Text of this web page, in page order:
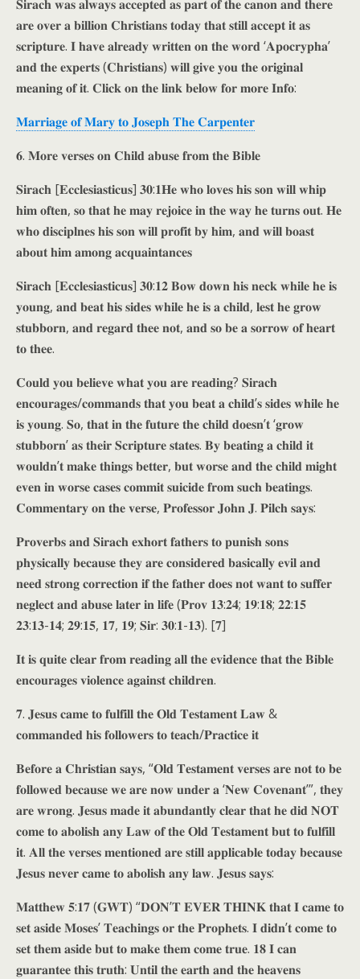
𝐒𝐢𝐫𝐚𝐜𝐡 𝐰𝐚𝐬 𝐚𝐥𝐰𝐚𝐲𝐬 𝐚𝐜𝐜𝐞𝐩𝐭𝐞𝐝 𝐚𝐬 𝐩𝐚𝐫𝐭 𝐨𝐟 𝐭𝐡𝐞 𝐜𝐚𝐧𝐨𝐧 𝐚𝐧𝐝 𝐭𝐡𝐞𝐫𝐞
𝐚𝐫𝐞 𝐨𝐯𝐞𝐫 𝐚 𝐛𝐢𝐥𝐥𝐢𝐨𝐧 𝐂𝐡𝐫𝐢𝐬𝐭𝐢𝐚𝐧𝐬 𝐭𝐨𝐝𝐚𝐲 𝐭𝐡𝐚𝐭 𝐬𝐭𝐢𝐥𝐥 𝐚𝐜𝐜𝐞𝐩𝐭 𝐢𝐭 𝐚𝐬
𝐬𝐜𝐫𝐢𝐩𝐭𝐮𝐫𝐞. 𝐈 𝐡𝐚𝐯𝐞 𝐚𝐥𝐫𝐞𝐚𝐝𝐲 𝐰𝐫𝐢𝐭𝐭𝐞𝐧 𝐨𝐧 𝐭𝐡𝐞 𝐰𝐨𝐫𝐝 ‘𝐀𝐩𝐨𝐜𝐫𝐲𝐩𝐡𝐚’
𝐚𝐧𝐝 𝐭𝐡𝐞 𝐞𝐱𝐩𝐞𝐫𝐭𝐬 (𝐂𝐡𝐫𝐢𝐬𝐭𝐢𝐚𝐧𝐬) 𝐰𝐢𝐥𝐥 𝐠𝐢𝐯𝐞 𝐲𝐨𝐮 𝐭𝐡𝐞 𝐨𝐫𝐢𝐠𝐢𝐧𝐚𝐥
𝐦𝐞𝐚𝐧𝐢𝐧𝐠 𝐨𝐟 𝐢𝐭. 𝐂𝐥𝐢𝐜𝐤 𝐨𝐧 𝐭𝐡𝐞 𝐥𝐢𝐧𝐤 𝐛𝐞𝐥𝐨𝐰 𝐟𝐨𝐫 𝐦𝐨𝐫𝐞 𝐈𝐧𝐟𝐨:
𝐌𝐚𝐫𝐫𝐢𝐚𝐠𝐞 𝐨𝐟 𝐌𝐚𝐫𝐲 𝐭𝐨 𝐉𝐨𝐬𝐞𝐩𝐡 𝐓𝐡𝐞 𝐂𝐚𝐫𝐩𝐞𝐧𝐭𝐞𝐫
𝟔. 𝐌𝐨𝐫𝐞 𝐯𝐞𝐫𝐬𝐞𝐬 𝐨𝐧 𝐂𝐡𝐢𝐥𝐝 𝐚𝐛𝐮𝐬𝐞 𝐟𝐫𝐨𝐦 𝐭𝐡𝐞 𝐁𝐢𝐛𝐥𝐞
𝐒𝐢𝐫𝐚𝐜𝐡 [𝐄𝐜𝐜𝐥𝐞𝐬𝐢𝐚𝐬𝐭𝐢𝐜𝐮𝐬] 𝟑𝟎:𝟏𝐇𝐞 𝐰𝐡𝐨 𝐥𝐨𝐯𝐞𝐬 𝐡𝐢𝐬 𝐬𝐨𝐧 𝐰𝐢𝐥𝐥 𝐰𝐡𝐢𝐩
𝐡𝐢𝐦 𝐨𝐟𝐭𝐞𝐧, 𝐬𝐨 𝐭𝐡𝐚𝐭 𝐡𝐞 𝐦𝐚𝐲 𝐫𝐞𝐣𝐨𝐢𝐜𝐞 𝐢𝐧 𝐭𝐡𝐞 𝐰𝐚𝐲 𝐡𝐞 𝐭𝐮𝐫𝐧𝐬 𝐨𝐮𝐭. 𝐇𝐞
𝐰𝐡𝐨 𝐝𝐢𝐬𝐜𝐢𝐩𝐥𝐧𝐞𝐬 𝐡𝐢𝐬 𝐬𝐨𝐧 𝐰𝐢𝐥𝐥 𝐩𝐫𝐨𝐟𝐢𝐭 𝐛𝐲 𝐡𝐢𝐦, 𝐚𝐧𝐝 𝐰𝐢𝐥𝐥 𝐛𝐨𝐚𝐬𝐭
𝐚𝐛𝐨𝐮𝐭 𝐡𝐢𝐦 𝐚𝐦𝐨𝐧𝐠 𝐚𝐜𝐪𝐮𝐚𝐢𝐧𝐭𝐚𝐧𝐜𝐞𝐬
𝐒𝐢𝐫𝐚𝐜𝐡 [𝐄𝐜𝐜𝐥𝐞𝐬𝐢𝐚𝐬𝐭𝐢𝐜𝐮𝐬] 𝟑𝟎:𝟏𝟐 𝐁𝐨𝐰 𝐝𝐨𝐰𝐧 𝐡𝐢𝐬 𝐧𝐞𝐜𝐤 𝐰𝐡𝐢𝐥𝐞 𝐡𝐞 𝐢𝐬
𝐲𝐨𝐮𝐧𝐠, 𝐚𝐧𝐝 𝐛𝐞𝐚𝐭 𝐡𝐢𝐬 𝐬𝐢𝐝𝐞𝐬 𝐰𝐡𝐢𝐥𝐞 𝐡𝐞 𝐢𝐬 𝐚 𝐜𝐡𝐢𝐥𝐝, 𝐥𝐞𝐬𝐭 𝐡𝐞 𝐠𝐫𝐨𝐰
𝐬𝐭𝐮𝐛𝐛𝐨𝐫𝐧, 𝐚𝐧𝐝 𝐫𝐞𝐠𝐚𝐫𝐝 𝐭𝐡𝐞𝐞 𝐧𝐨𝐭, 𝐚𝐧𝐝 𝐬𝐨 𝐛𝐞 𝐚 𝐬𝐨𝐫𝐫𝐨𝐰 𝐨𝐟 𝐡𝐞𝐚𝐫𝐭
𝐭𝐨 𝐭𝐡𝐞𝐞.
𝐂𝐨𝐮𝐥𝐝 𝐲𝐨𝐮 𝐛𝐞𝐥𝐢𝐞𝐯𝐞 𝐰𝐡𝐚𝐭 𝐲𝐨𝐮 𝐚𝐫𝐞 𝐫𝐞𝐚𝐝𝐢𝐧𝐠? 𝐒𝐢𝐫𝐚𝐜𝐡
𝐞𝐧𝐜𝐨𝐮𝐫𝐚𝐠𝐞𝐬/𝐜𝐨𝐦𝐦𝐚𝐧𝐝𝐬 𝐭𝐡𝐚𝐭 𝐲𝐨𝐮 𝐛𝐞𝐚𝐭 𝐚 𝐜𝐡𝐢𝐥𝐝’𝐬 𝐬𝐢𝐝𝐞𝐬 𝐰𝐡𝐢𝐥𝐞 𝐡𝐞
𝐢𝐬 𝐲𝐨𝐮𝐧𝐠. 𝐒𝐨, 𝐭𝐡𝐚𝐭 𝐢𝐧 𝐭𝐡𝐞 𝐟𝐮𝐭𝐮𝐫𝐞 𝐭𝐡𝐞 𝐜𝐡𝐢𝐥𝐝 𝐝𝐨𝐞𝐬𝐧’𝐭 ‘𝐠𝐫𝐨𝐰
𝐬𝐭𝐮𝐛𝐛𝐨𝐫𝐧’ 𝐚𝐬 𝐭𝐡𝐞𝐢𝐫 𝐒𝐜𝐫𝐢𝐩𝐭𝐮𝐫𝐞 𝐬𝐭𝐚𝐭𝐞𝐬. 𝐁𝐲 𝐛𝐞𝐚𝐭𝐢𝐧𝐠 𝐚 𝐜𝐡𝐢𝐥𝐝 𝐢𝐭
𝐰𝐨𝐮𝐥𝐝𝐧’𝐭 𝐦𝐚𝐤𝐞 𝐭𝐡𝐢𝐧𝐠𝐬 𝐛𝐞𝐭𝐭𝐞𝐫, 𝐛𝐮𝐭 𝐰𝐨𝐫𝐬𝐞 𝐚𝐧𝐝 𝐭𝐡𝐞 𝐜𝐡𝐢𝐥𝐝 𝐦𝐢𝐠𝐡𝐭
𝐞𝐯𝐞𝐧 𝐢𝐧 𝐰𝐨𝐫𝐬𝐞 𝐜𝐚𝐬𝐞𝐬 𝐜𝐨𝐦𝐦𝐢𝐭 𝐬𝐮𝐢𝐜𝐢𝐝𝐞 𝐟𝐫𝐨𝐦 𝐬𝐮𝐜𝐡 𝐛𝐞𝐚𝐭𝐢𝐧𝐠𝐬.
𝐂𝐨𝐦𝐦𝐞𝐧𝐭𝐚𝐫𝐲 𝐨𝐧 𝐭𝐡𝐞 𝐯𝐞𝐫𝐬𝐞, 𝐏𝐫𝐨𝐟𝐞𝐬𝐬𝐨𝐫 𝐉𝐨𝐡𝐧 𝐉. 𝐏𝐢𝐥𝐜𝐡 𝐬𝐚𝐲𝐬:
𝐏𝐫𝐨𝐯𝐞𝐫𝐛𝐬 𝐚𝐧𝐝 𝐒𝐢𝐫𝐚𝐜𝐡 𝐞𝐱𝐡𝐨𝐫𝐭 𝐟𝐚𝐭𝐡𝐞𝐫𝐬 𝐭𝐨 𝐩𝐮𝐧𝐢𝐬𝐡 𝐬𝐨𝐧𝐬
𝐩𝐡𝐲𝐬𝐢𝐜𝐚𝐥𝐥𝐲 𝐛𝐞𝐜𝐚𝐮𝐬𝐞 𝐭𝐡𝐞𝐲 𝐚𝐫𝐞 𝐜𝐨𝐧𝐬𝐢𝐝𝐞𝐫𝐞𝐝 𝐛𝐚𝐬𝐢𝐜𝐚𝐥𝐥𝐲 𝐞𝐯𝐢𝐥 𝐚𝐧𝐝
𝐧𝐞𝐞𝐝 𝐬𝐭𝐫𝐨𝐧𝐠 𝐜𝐨𝐫𝐫𝐞𝐜𝐭𝐢𝐨𝐧 𝐢𝐟 𝐭𝐡𝐞 𝐟𝐚𝐭𝐡𝐞𝐫 𝐝𝐨𝐞𝐬 𝐧𝐨𝐭 𝐰𝐚𝐧𝐭 𝐭𝐨 𝐬𝐮𝐟𝐟𝐞𝐫
𝐧𝐞𝐠𝐥𝐞𝐜𝐭 𝐚𝐧𝐝 𝐚𝐛𝐮𝐬𝐞 𝐥𝐚𝐭𝐞𝐫 𝐢𝐧 𝐥𝐢𝐟𝐞 (𝐏𝐫𝐨𝐯 𝟏𝟑:𝟐𝟒; 𝟏𝟗:𝟏𝟖; 𝟐𝟐:𝟏𝟓
𝟐𝟑:𝟏𝟑-𝟏𝟒; 𝟐𝟗:𝟏𝟓, 𝟏𝟕, 𝟏𝟗; 𝐒𝐢𝐫: 𝟑𝟎:𝟏-𝟏𝟑). [𝟕]
𝐈𝐭 𝐢𝐬 𝐪𝐮𝐢𝐭𝐞 𝐜𝐥𝐞𝐚𝐫 𝐟𝐫𝐨𝐦 𝐫𝐞𝐚𝐝𝐢𝐧𝐠 𝐚𝐥𝐥 𝐭𝐡𝐞 𝐞𝐯𝐢𝐝𝐞𝐧𝐜𝐞 𝐭𝐡𝐚𝐭 𝐭𝐡𝐞 𝐁𝐢𝐛𝐥𝐞
𝐞𝐧𝐜𝐨𝐮𝐫𝐚𝐠𝐞𝐬 𝐯𝐢𝐨𝐥𝐞𝐧𝐜𝐞 𝐚𝐠𝐚𝐢𝐧𝐬𝐭 𝐜𝐡𝐢𝐥𝐝𝐫𝐞𝐧.
𝟕. 𝐉𝐞𝐬𝐮𝐬 𝐜𝐚𝐦𝐞 𝐭𝐨 𝐟𝐮𝐥𝐟𝐢𝐥𝐥 𝐭𝐡𝐞 𝐎𝐥𝐝 𝐓𝐞𝐬𝐭𝐚𝐦𝐞𝐧𝐭 𝐋𝐚𝐰 &
𝐜𝐨𝐦𝐦𝐚𝐧𝐝𝐞𝐝 𝐡𝐢𝐬 𝐟𝐨𝐥𝐥𝐨𝐰𝐞𝐫𝐬 𝐭𝐨 𝐭𝐞𝐚𝐜𝐡/𝐏𝐫𝐚𝐜𝐭𝐢𝐜𝐞 𝐢𝐭
𝐁𝐞𝐟𝐨𝐫𝐞 𝐚 𝐂𝐡𝐫𝐢𝐬𝐭𝐢𝐚𝐧 𝐬𝐚𝐲𝐬, “𝐎𝐥𝐝 𝐓𝐞𝐬𝐭𝐚𝐦𝐞𝐧𝐭 𝐯𝐞𝐫𝐬𝐞𝐬 𝐚𝐫𝐞 𝐧𝐨𝐭 𝐭𝐨 𝐛𝐞
𝐟𝐨𝐥𝐥𝐨𝐰𝐞𝐝 𝐛𝐞𝐜𝐚𝐮𝐬𝐞 𝐰𝐞 𝐚𝐫𝐞 𝐧𝐨𝐰 𝐮𝐧𝐝𝐞𝐫 𝐚 ‘𝐍𝐞𝐰 𝐂𝐨𝐯𝐞𝐧𝐚𝐧𝐭’”, 𝐭𝐡𝐞𝐲
𝐚𝐫𝐞 𝐰𝐫𝐨𝐧𝐠. 𝐉𝐞𝐬𝐮𝐬 𝐦𝐚𝐝𝐞 𝐢𝐭 𝐚𝐛𝐮𝐧𝐝𝐚𝐧𝐭𝐥𝐲 𝐜𝐥𝐞𝐚𝐫 𝐭𝐡𝐚𝐭 𝐡𝐞 𝐝𝐢𝐝 𝐍𝐎𝐓
𝐜𝐨𝐦𝐞 𝐭𝐨 𝐚𝐛𝐨𝐥𝐢𝐬𝐡 𝐚𝐧𝐲 𝐋𝐚𝐰 𝐨𝐟 𝐭𝐡𝐞 𝐎𝐥𝐝 𝐓𝐞𝐬𝐭𝐚𝐦𝐞𝐧𝐭 𝐛𝐮𝐭 𝐭𝐨 𝐟𝐮𝐥𝐟𝐢𝐥𝐥
𝐢𝐭. 𝐀𝐥𝐥 𝐭𝐡𝐞 𝐯𝐞𝐫𝐬𝐞𝐬 𝐦𝐞𝐧𝐭𝐢𝐨𝐧𝐞𝐝 𝐚𝐫𝐞 𝐬𝐭𝐢𝐥𝐥 𝐚𝐩𝐩𝐥𝐢𝐜𝐚𝐛𝐥𝐞 𝐭𝐨𝐝𝐚𝐲 𝐛𝐞𝐜𝐚𝐮𝐬𝐞
𝐉𝐞𝐬𝐮𝐬 𝐧𝐞𝐯𝐞𝐫 𝐜𝐚𝐦𝐞 𝐭𝐨 𝐚𝐛𝐨𝐥𝐢𝐬𝐡 𝐚𝐧𝐲 𝐥𝐚𝐰. 𝐉𝐞𝐬𝐮𝐬 𝐬𝐚𝐲𝐬:
𝐌𝐚𝐭𝐭𝐡𝐞𝐰 𝟓:𝟏𝟕 (𝐆𝐖𝐓) “𝐃𝐎𝐍’𝐓 𝐄𝐕𝐄𝐑 𝐓𝐇𝐈𝐍𝐊 𝐭𝐡𝐚𝐭 𝐈 𝐜𝐚𝐦𝐞 𝐭𝐨
𝐬𝐞𝐭 𝐚𝐬𝐢𝐝𝐞 𝐌𝐨𝐬𝐞𝐬’ 𝐓𝐞𝐚𝐜𝐡𝐢𝐧𝐠𝐬 𝐨𝐫 𝐭𝐡𝐞 𝐏𝐫𝐨𝐩𝐡𝐞𝐭𝐬. 𝐈 𝐝𝐢𝐝𝐧’𝐭 𝐜𝐨𝐦𝐞 𝐭𝐨
𝐬𝐞𝐭 𝐭𝐡𝐞𝐦 𝐚𝐬𝐢𝐝𝐞 𝐛𝐮𝐭 𝐭𝐨 𝐦𝐚𝐤𝐞 𝐭𝐡𝐞𝐦 𝐜𝐨𝐦𝐞 𝐭𝐫𝐮𝐞. 𝟏𝟖 𝐈 𝐜𝐚𝐧
𝐠𝐮𝐚𝐫𝐚𝐧𝐭𝐞𝐞 𝐭𝐡𝐢𝐬 𝐭𝐫𝐮𝐭𝐡: 𝐔𝐧𝐭𝐢𝐥 𝐭𝐡𝐞 𝐞𝐚𝐫𝐭𝐡 𝐚𝐧𝐝 𝐭𝐡𝐞 𝐡𝐞𝐚𝐯𝐞𝐧𝐬